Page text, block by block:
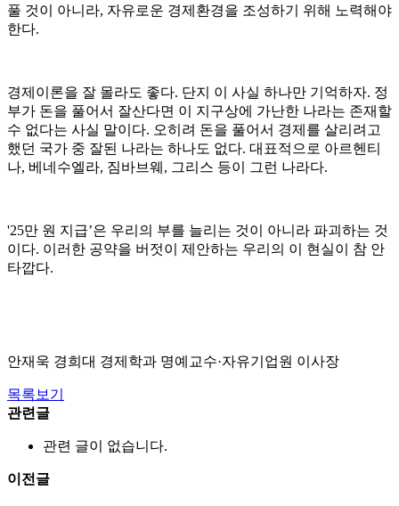
풀 것이 아니라, 자유로운 경제환경을 조성하기 위해 노력해야
한다.
경제이론을 잘 몰라도 좋다. 단지 이 사실 하나만 기억하자. 정
부가 돈을 풀어서 잘산다면 이 지구상에 가난한 나라는 존재할
수 없다는 사실 말이다. 오히려 돈을 풀어서 경제를 살리려고
했던 국가 중 잘된 나라는 하나도 없다. 대표적으로 아르헨티
나, 베네수엘라, 짐바브웨, 그리스 등이 그런 나라다.
'25만 원 지급’은 우리의 부를 늘리는 것이 아니라 파괴하는 것
이다. 이러한 공약을 버젓이 제안하는 우리의 이 현실이 참 안
타깝다.
안재욱 경희대 경제학과 명예교수·자유기업원 이사장
목록보기
관련글
관련 글이 없습니다.
이전글